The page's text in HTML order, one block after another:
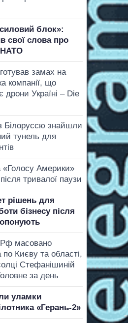
блок»:
свої слова про
НАТО
замах на
компанії, що
дрони Україні – Die
Білоруссю знайшли
тунель для
«Голосу Америки»
тривалої паузи
рішень для
бізнесу після
Рф масовано
Києву та області,
Стефанішиній
за день
уламки
«Герань-2»